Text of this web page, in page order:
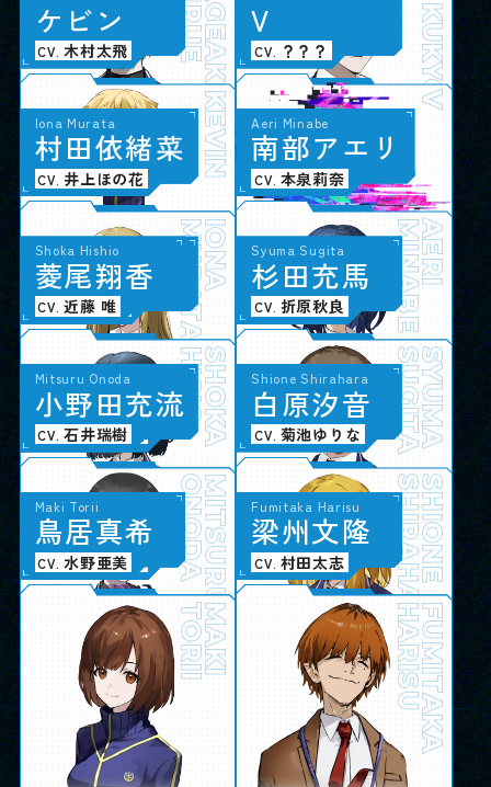
KAGEAKI FUKUKYOKUCHO
革命組織
KEVIN
ケ ビン
CV. 木村太飛
V
V
CV. ？？？
メルベイユ
MINAMI
KUWAHARA
Minami Kuwahara
桑原みなみ
CV. 大久保瑠美
AERI
MINABE
Aeri Minabe
南部アエ リ
CV. 本泉莉奈
IONA
MURATA
Iona Murata
村田依緒菜
CV. 井上ほの花
生徒会
EMIRI
NAISA
Emiri Naisa
内佐英美
CV. 稗田寧々
AKIRA
YUKAWA
Akira Yukawa
遊川暁良
CV. 長岡龍歩
SHOKA
HISIO
Shoka Hishio
菱尾翔香
CV. 近藤 唯
SYUMA
SUGITA
Syuma Sugita
杉田充馬
CV. 折原秋良
映画研究部
AKI
IWATANI
Aki Iwatani
岩谷亜季
CV. 陶山恵実里
SHIONE
SHIRAHARA
Shione Shirahara
白 原汐音
CV. 菊池ゆりな
MITSURU
ONODA
Mitsuru Onoda
小野田充流
CV. 石井瑞樹
輝星学園 生徒 / 教師
CHIYO
AIKAWA
Chiyo Aikawa
愛川千代
CV. 朝日奈丸佳
TOMOHISA
HEIDA
Tomohisa Heida
塀田伴久
CV. 中村源太
FUMIYA
SHIMOMURA
Fumiya Shimomura
下村文也
CV. 梅田修一朗
SATSUKI
TAKASHIMA
Satsuki Takashima
高島咲月
CV. 園田れい
SENA
HIROI
Sena Hiroi
広井聖菜
CV. 伊駒ゆりえ
REI
JONO
Rei Jono
城野怜衣
CV. 小針彩希
MAKI
TORII
Maki Torii
鳥居真希
CV. 水野亜美
FUMITAKA
HARISU
Fumitaka Harisu
梁州文隆
CV. 村田太志